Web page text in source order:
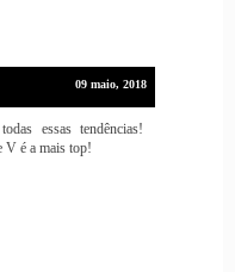
09 maio, 2018
essas tendências!
V é a mais top!